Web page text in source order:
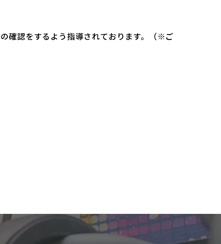
確認をするよう指導されております。（※ご